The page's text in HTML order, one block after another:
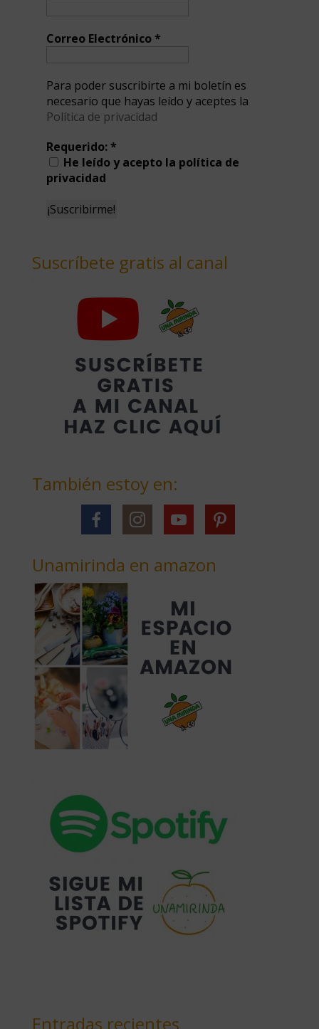
Correo Electrónico*
Para poder suscribirte a mi boletín es
necesario que hayas leído y aceptes la
Política de privacidad
Requerido:*
He leído y acepto la política de
privacidad
Suscríbete gratis al canal
También estoy en:
Unamirinda en amazon
Entradas recientes